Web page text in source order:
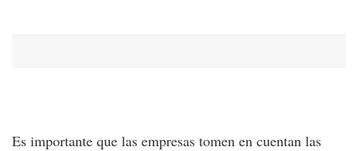
Es importante que las empresas tomen en cuentan las